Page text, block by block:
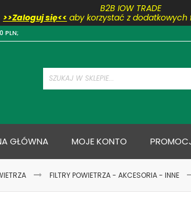
PLN;
do
B2B IOW TRADE
>>Zaloguj się<< aby korzystać z
GŁÓWNA MOJE KONTO
FILTRY POWIETRZA - AKCESORIA - INNE